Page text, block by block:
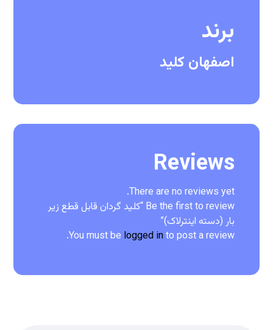
برند
اصفهان کلید
Reviews
There are no reviews yet.
Be the first to review “کلید گردان قابل قطع زیر
بار (دسته اینترلاک)”
You must be logged into post a review.